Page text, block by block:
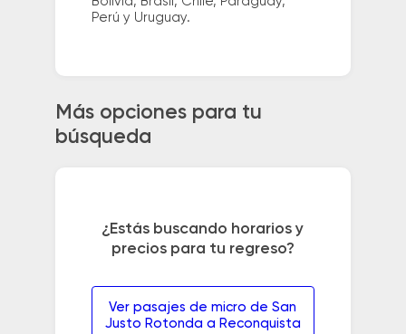
Perú y Uruguay.
Más opciones para tu
búsqueda
¿Estás buscando horarios y
precios para tu regreso?
Ver pasajes de micro de San
Justo Rotonda a Reconquista